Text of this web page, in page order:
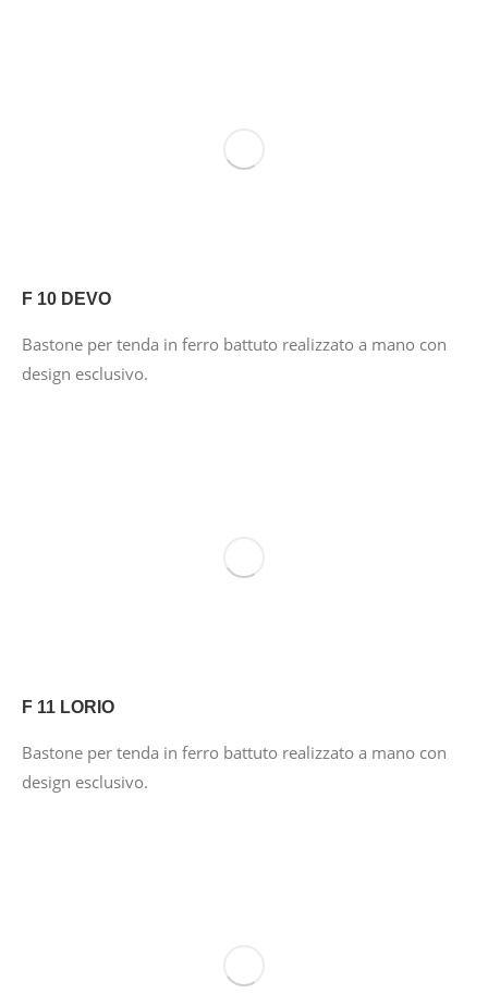
F 10 DEVO
Bastone per tenda in ferro battuto realizzato a mano con
design esclusivo.
F 11 LORIO
Bastone per tenda in ferro battuto realizzato a mano con
design esclusivo.